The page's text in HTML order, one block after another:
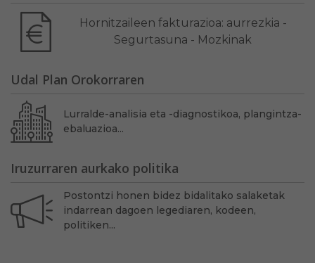
Hornitzaileen fakturazioa: aurrezkia -
Segurtasuna - Mozkinak
Udal Plan Orokorraren
Lurralde-analisia eta -diagnostikoa, plangintza-
ebaluazioa...
Iruzurraren aurkako politika
Postontzi honen bidez bidalitako salaketak
indarrean dagoen legediaren, kodeen,
politiken...